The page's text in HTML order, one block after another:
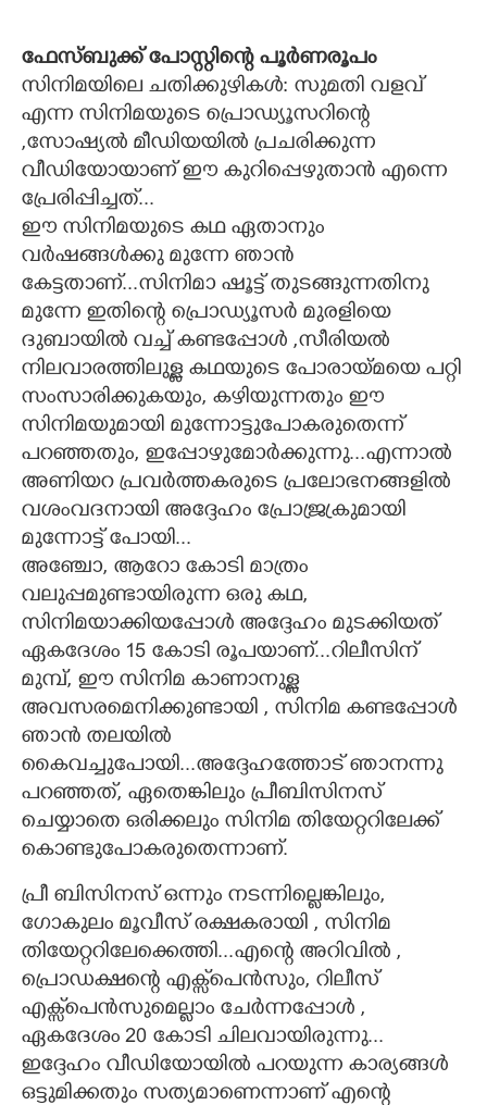
ഫേസ്ബുക്ക് പോസ്റ്റിന്റെ പൂർണരൂപം
സിനിമയിലെ ചതിക്കുഴികൾ: സുമതി വളവ്
എന്ന സിനിമയുടെ പ്രൊഡ്യൂസറിന്റെ
,സോഷ്യൽ മീഡിയയിൽ പ്രചരിക്കുന്ന
വീഡിയോയാണ് ഈ കുറിപ്പെഴുതാൻ എന്നെ
പ്രേരിപ്പിച്ചത്...
ഈ സിനിമയുടെ കഥ ഏതാനും
വർഷങ്ങൾക്കു മുന്നേ ഞാൻ
കേട്ടതാണ്...സിനിമാ ഷൂട്ട് തുടങ്ങുന്നതിനു
മുന്നേ ഇതിന്റെ പ്രൊഡ്യൂസർ മുരളിയെ
ദുബായിൽ വച്ച് കണ്ടപ്പോൾ ,സീരിയൽ
നിലവാരത്തിലുള്ള കഥയുടെ പോരായ്മയെ പറ്റി
സംസാരിക്കുകയും, കഴിയുന്നതും ഈ
സിനിമയുമായി മുന്നോട്ടുപോകരുതെന്ന്
പറഞ്ഞതും, ഇപ്പോഴുമോർക്കുന്നു...എന്നാൽ
അണിയറ പ്രവർത്തകരുടെ പ്രലോഭനങ്ങളിൽ
വശംവദനായി അദ്ദേഹം പ്രോജ്ര്രകുമായി
മുന്നോട്ട് പോയി...
അഞ്ചോ, ആറോ കോടി മാത്രം
വലുപ്പമുണ്ടായിരുന്ന ഒരു കഥ,
സിനിമയാക്കിയപ്പോൾ അദ്ദേഹം മുടക്കിയത്
ഏകദേശം 15 കോടി രൂപയാണ്...റിലീസിന്
മുമ്പ്, ഈ സിനിമ കാണാനുള്ള
അവസരമെനിക്കുണ്ടായി , സിനിമ കണ്ടപ്പോൾ
ഞാൻ തലയിൽ
കൈവച്ചുപോയി...അദ്ദേഹത്തോട് ഞാനന്നു
പറഞ്ഞത്, ഏതെങ്കിലും പ്രീബിസിനസ്
ചെയ്യാതെ ഒരിക്കലും സിനിമ തിയേറ്ററിലേക്ക്
കൊണ്ടുപോകരുതെന്നാണ്.
പ്രീ ബിസിനസ് ഒന്നും നടന്നില്ലെങ്കിലും,
ഗോകുലം മൂവീസ് രക്ഷകരായി , സിനിമ
തിയേറ്ററിലേക്കെത്തി...എന്റെ അറിവിൽ ,
പ്രൊഡക്ഷന്റെ എക്സ്‌പെൻസും, റിലീസ്
എക്സ്‌പെൻസുമെല്ലാം ചേർന്നപ്പോൾ ,
ഏകദേശം 20 കോടി ചിലവായിരുന്നു...
ഇദ്ദേഹം വീഡിയോയിൽ പറയുന്ന കാര്യങ്ങൾ
ഒട്ടുമിക്കതും സത്യമാണെന്നാണ് എന്റെ